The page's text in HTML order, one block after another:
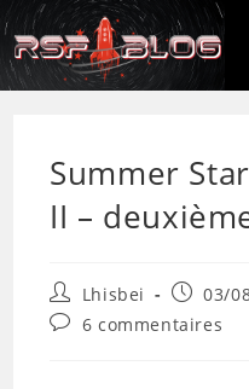
Summer
II –
Lhisbei 03/
6 commentaires